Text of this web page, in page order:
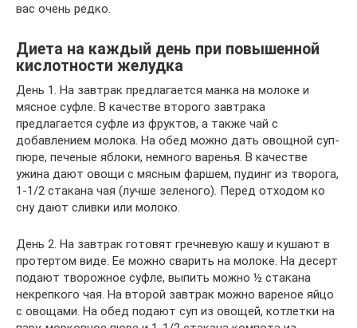
вас очень редко.
Диета на каждый день при повышенной
кислотности желудка
День 1. На завтрак предлагается манка на молоке и
мясное суфле. В качестве второго завтрака
предлагается суфле из фруктов, а также чай с
добавлением молока. На обед можно дать овощной суп-
пюре, печеные яблоки, немного варенья. В качестве
ужина дают овощи с мясным фаршем, пудинг из творога,
1-1/2 стакана чая (лучше зеленого). Перед отходом ко
сну дают сливки или молоко.
День 2. На завтрак готовят гречневую кашу и кушают в
протертом виде. Ее можно сварить на молоке. На десерт
подают творожное суфле, выпить можно ½ стакана
некрепкого чая. На второй завтрак можно вареное яйцо
с овощами. На обед подают суп из овощей, котлетки на